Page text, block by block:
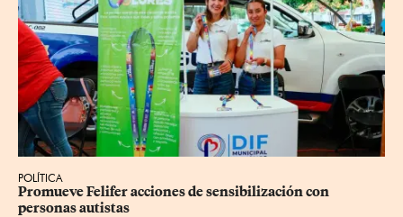
POLÍTICA
Promueve Felifer acciones de sensibilización con
personas autistas